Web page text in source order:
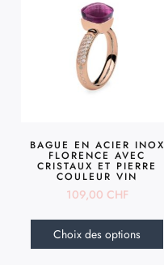
BAGUE EN ACIER INOX
FLORENCE AVEC
CRISTAUX ET PIERRE
COULEUR VIN
109,00 CHF
Choix des options